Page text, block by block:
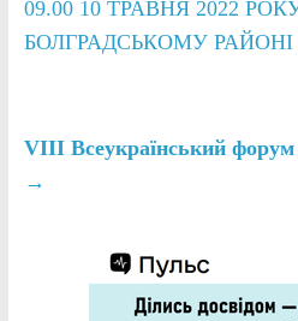
09.00 10 ТРАВНЯ 2022
БОЛГРАДСЬКОМУ РАЙОНІ
VIІІ Всеукраїнський форум
→